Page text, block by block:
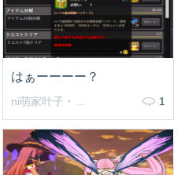
はぁーーーー？
ni萌家叶子・エフネル 1